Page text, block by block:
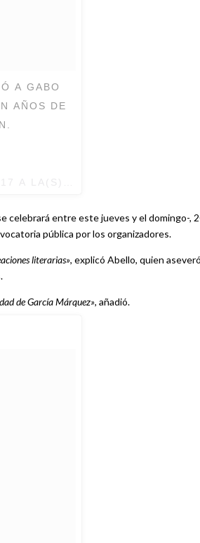
A GABO
AÑOS DE
celebrará entre este jueves y el domingo-,
pública por los organizadores.
literarias», explicó Abello, quien
de García Márquez», añadió.